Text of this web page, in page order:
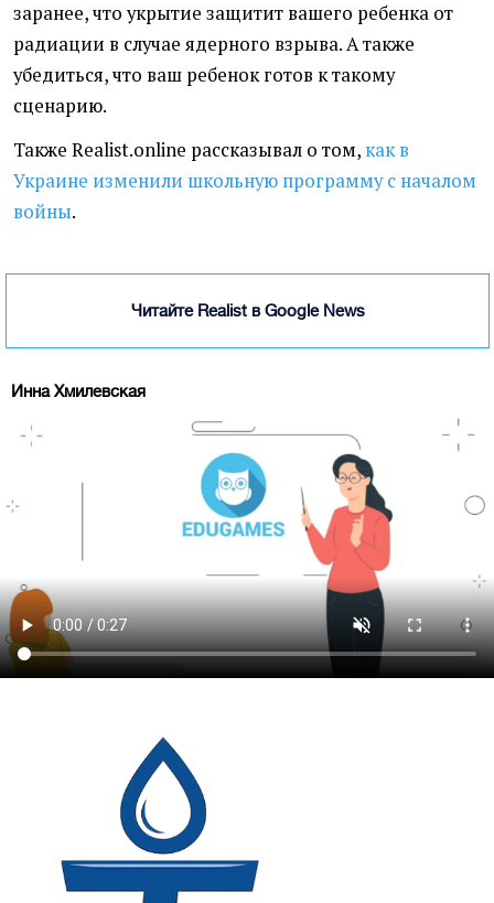
заранее, что укрытие защитит вашего ребенка от
радиации в случае ядерного взрыва. А также
убедиться, что ваш ребенок готов к такому
сценарию.
Также Realist.online рассказывал о том, как в
Украине изменили школьную программу с началом
войны.
Читайте Realist в Google News
Инна Хмилевская